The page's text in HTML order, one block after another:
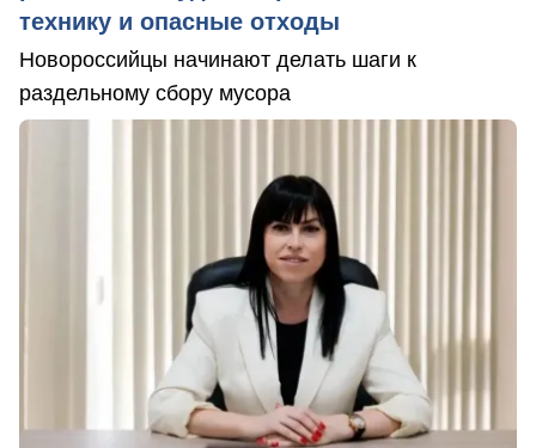
технику и опасные отходы
Новороссийцы начинают делать шаги к
раздельному сбору мусора